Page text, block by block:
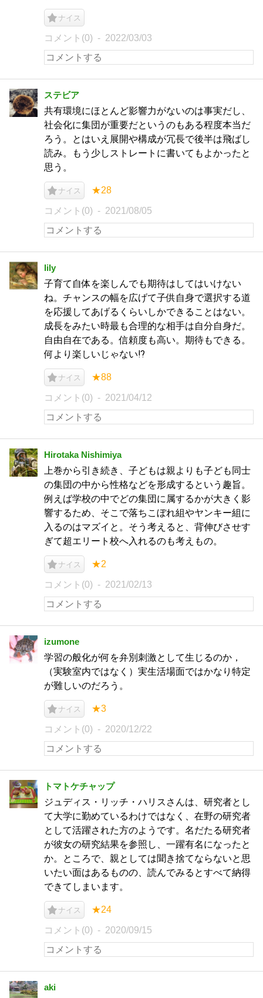
ナイス
コメント(0) 2022/03/03
ステビア
共有環境にほとんど影響力がないのは事実だし、
社会化に集団が重要だというのもある程度本当だ
ろう。とはいえ展開や構成が冗長で後半は飛ばし
読み。もう少しストレートに書いてもよかったと
思う。
ナイス ★28
コメント(0) 2021/08/05
lily
子育て自体を楽しんでも期待はしてはいけない
ね。チャンスの幅を広げて子供自身で選択する道
を応援してあげるくらいしかできることはない。
成長をみたい時最も合理的な相手は自分自身だ。
自由自在である。信頼度も高い。期待もできる。
何より楽しいじゃない⁉︎
ナイス ★88
コメント(0) 2021/04/12
Hirotaka Nishimiya
上巻から引き続き、子どもは親よりも子ども同士
の集団の中から性格などを形成するという趣旨。
例えば学校の中でどの集団に属するかが大きく影
響するため、そこで落ちこぼれ組やヤンキー組に
入るのはマズイと。そう考えると、背伸びさせす
ぎて超エリート校へ入れるのも考えもの。
ナイス ★2
コメント(0) 2021/02/13
izumone
学習の般化が何を弁別刺激として生じるのか，
（実験室内ではなく）実生活場面ではかなり特定
が難しいのだろう。
ナイス ★3
コメント(0) 2020/12/22
トマトケチャップ
ジュディス・リッチ・ハリスさんは、研究者とし
て大学に勤めているわけではなく、在野の研究者
として活躍された方のようです。名だたる研究者
が彼女の研究結果を参照し、一躍有名になったと
か。ところで、親としては聞き捨てならないと思
いたい面はあるものの、読んでみるとすべて納得
できてしまいます。
ナイス ★24
コメント(0) 2020/09/15
aki